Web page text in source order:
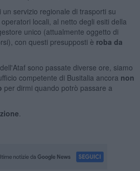
servizio regionale di trasporti su
locali, al netto degli esiti della
unico (attualmente oggetto di
con questi presupposti è roba da
sono passate diverse ore, siamo
competente di Busitalia ancora non
per dirmi quando potrò passare a